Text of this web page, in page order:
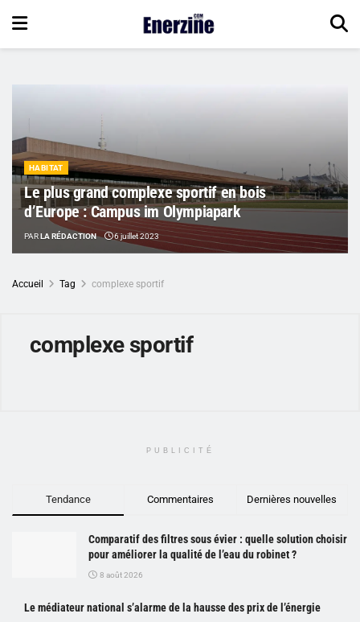
HABITAT
Le plus grand complexe sportif en bois
d’Europe : Campus im Olympiapark
PARLA RÉDACTION 6 juillet 2023
Accueil Tag complexe sportif
complexe sportif
PUBLICITÉ
Tendance Commentaires Dernières nouvelles
Comparatif des filtres sous évier : quelle solution choisir
pour améliorer la qualité de l’eau du robinet ?
8 août 2026
Le médiateur national s’alarme de la hausse des prix de l’énergie